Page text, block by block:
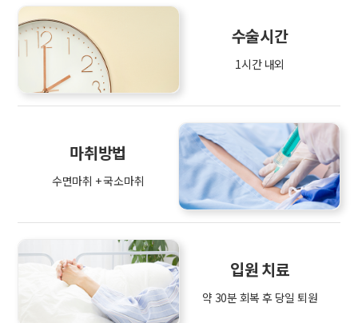
수술시간
1시간 내외
마취방법
수면마취 + 국소마취
입원 치료
약 30분 회복 후 당일 퇴원